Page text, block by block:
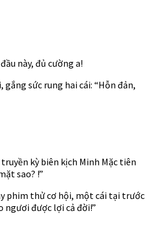
này, đủ cường a!
sức rung hai cái: “Hỗn đản,
kỳ biên kịch Minh Mặc tiên
sao? !”
phim thử cơ hội, một cái tại trước
được lợi cả đời!”